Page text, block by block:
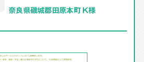
奈良県磯城郡田原本町 K様